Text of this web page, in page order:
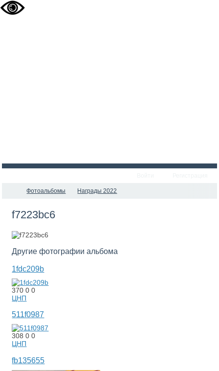
Фотоальбомы Награды 2022
f7223bc6
Другие фотографии альбома
1fdc209b
37000
ЦНП
511f0987
30800
ЦНП
fb135655